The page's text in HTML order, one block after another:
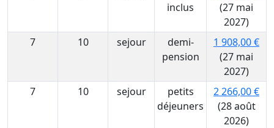
inclus
(27 mai
2027)
7
10 sejour
demi-
pension
1 908,00 €
(27 mai
2027)
7
10 sejour
petits
déjeuners
2 266,00 €
(28 août
2026)